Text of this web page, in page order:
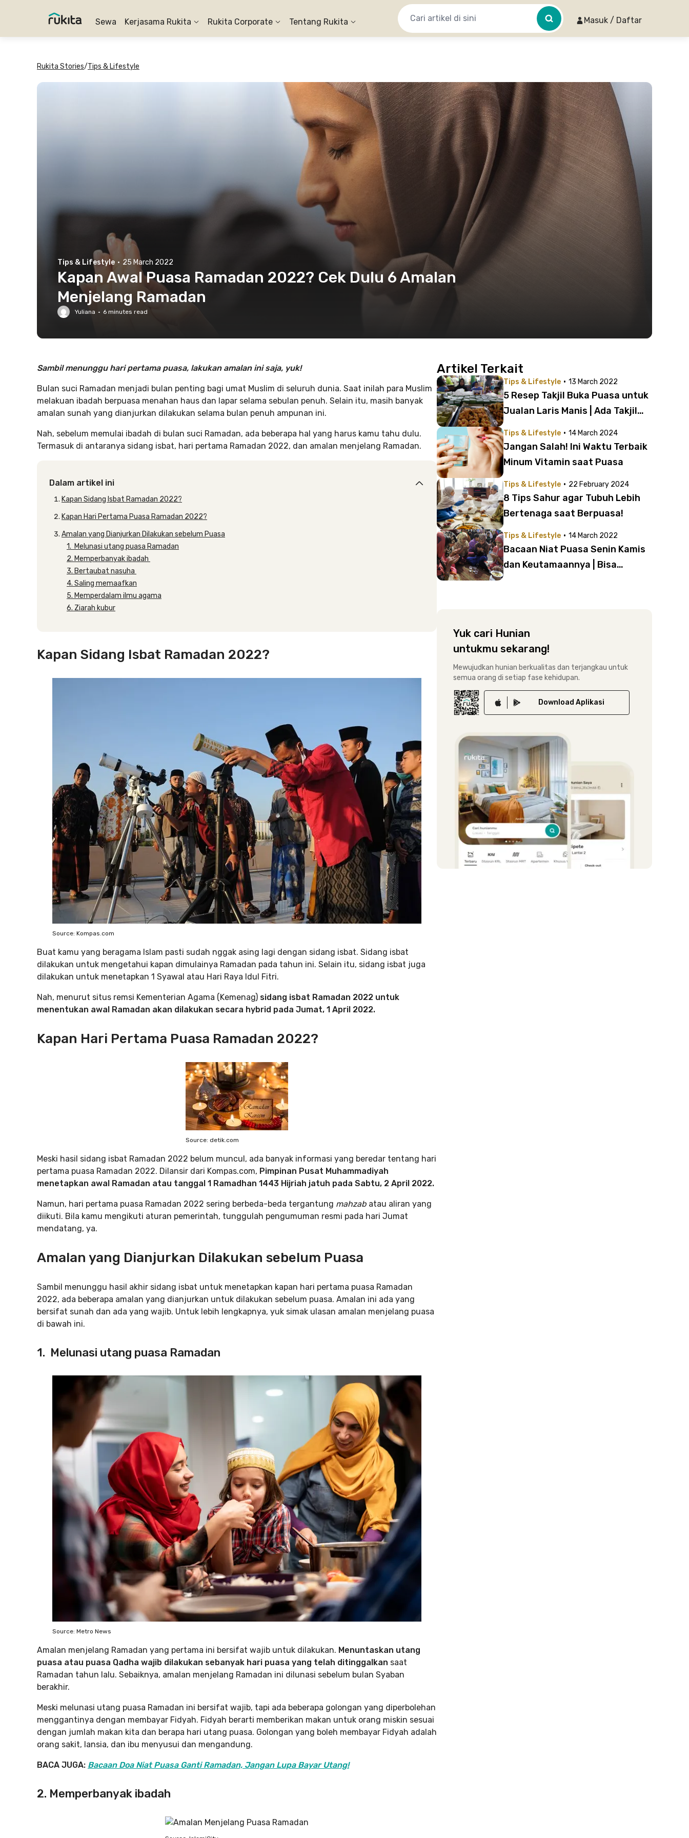
Sewa Kerjasama Rukita Rukita Corporate Tentang Rukita Masuk / Daftar
Rukita Stories/Tips & Lifestyle
Tips & Lifestyle · 25 March 2022
Kapan Awal Puasa Ramadan 2022? Cek Dulu 6 Amalan
Menjelang Ramadan
Yuliana · 6 minutes read
Sambil menunggu hari pertama puasa, lakukan amalan ini saja, yuk!
Bulan suci Ramadan menjadi bulan penting bagi umat Muslim di seluruh dunia. Saat inilah para Muslim
melakuan ibadah berpuasa menahan haus dan lapar selama sebulan penuh. Selain itu, masih banyak
amalan sunah yang dianjurkan dilakukan selama bulan penuh ampunan ini.
Nah, sebelum memulai ibadah di bulan suci Ramadan, ada beberapa hal yang harus kamu tahu dulu.
Termasuk di antaranya sidang isbat, hari pertama Ramadan 2022, dan amalan menjelang Ramadan.
Dalam artikel ini
Kapan Sidang Isbat Ramadan 2022?
Kapan Hari Pertama Puasa Ramadan 2022?
Amalan yang Dianjurkan Dilakukan sebelum Puasa
1. Melunasi utang puasa Ramadan
2. Memperbanyak ibadah
3. Bertaubat nasuha
4. Saling memaafkan
5. Memperdalam ilmu agama
6. Ziarah kubur
Kapan Sidang Isbat Ramadan 2022?
Source: Kompas.com
Buat kamu yang beragama Islam pasti sudah nggak asing lagi dengan sidang isbat. Sidang isbat
dilakukan untuk mengetahui kapan dimulainya Ramadan pada tahun ini. Selain itu, sidang isbat juga
dilakukan untuk menetapkan 1 Syawal atau Hari Raya Idul Fitri.
Nah, menurut situs remsi Kementerian Agama (Kemenag) sidang isbat Ramadan 2022 untuk
menentukan awal Ramadan akan dilakukan secara hybrid pada Jumat, 1 April 2022.
Kapan Hari Pertama Puasa Ramadan 2022?
Source: detik.com
Meski hasil sidang isbat Ramadan 2022 belum muncul, ada banyak informasi yang beredar tentang hari
pertama puasa Ramadan 2022. Dilansir dari Kompas.com, Pimpinan Pusat Muhammadiyah
menetapkan awal Ramadan atau tanggal 1 Ramadhan 1443 Hijriah jatuh pada Sabtu, 2 April 2022.
Namun, hari pertama puasa Ramadan 2022 sering berbeda-beda tergantung mahzab atau aliran yang
diikuti. Bila kamu mengikuti aturan pemerintah, tunggulah pengumuman resmi pada hari Jumat
mendatang, ya.
Amalan yang Dianjurkan Dilakukan sebelum Puasa
Sambil menunggu hasil akhir sidang isbat untuk menetapkan kapan hari pertama puasa Ramadan
2022, ada beberapa amalan yang dianjurkan untuk dilakukan sebelum puasa. Amalan ini ada yang
bersifat sunah dan ada yang wajib. Untuk lebih lengkapnya, yuk simak ulasan amalan menjelang puasa
di bawah ini.
1. Melunasi utang puasa Ramadan
Source: Metro News
Amalan menjelang Ramadan yang pertama ini bersifat wajib untuk dilakukan. Menuntaskan utang
puasa atau puasa Qadha wajib dilakukan sebanyak hari puasa yang telah ditinggalkan saat
Ramadan tahun lalu. Sebaiknya, amalan menjelang Ramadan ini dilunasi sebelum bulan Syaban
berakhir.
Meski melunasi utang puasa Ramadan ini bersifat wajib, tapi ada beberapa golongan yang diperbolehan
menggantinya dengan membayar Fidyah. Fidyah berarti memberikan makan untuk orang miskin sesuai
dengan jumlah makan kita dan berapa hari utang puasa. Golongan yang boleh membayar Fidyah adalah
orang sakit, lansia, dan ibu menyusui dan mengandung.
BACA JUGA: Bacaan Doa Niat Puasa Ganti Ramadan, Jangan Lupa Bayar Utang!
2. Memperbanyak ibadah
Artikel Terkait
Tips & Lifestyle · 13 March 2022
5 Resep Takjil Buka Puasa untuk
Jualan Laris Manis | Ada Takjil
Tips & Lifestyle · 14 March 2024
Jangan Salah! Ini Waktu Terbaik
Minum Vitamin saat Puasa
Tips & Lifestyle · 22 February 2024
8 Tips Sahur agar Tubuh Lebih
Bertenaga saat Berpuasa!
Tips & Lifestyle · 14 March 2022
Bacaan Niat Puasa Senin Kamis
dan Keutamaannya | Bisa
Yuk cari Hunian
untukmu sekarang!
Mewujudkan hunian berkualitas dan terjangkau untuk
semua orang di setiap fase kehidupan.
Download Aplikasi